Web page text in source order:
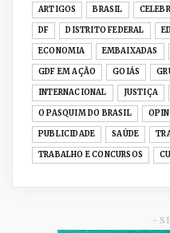
Senac-DF leva
Acervo histórico de
ARTIGOS BRASIL
DF DISTRITO FEDERAL
ECONOMIA EMBAIXADAS
GDF EM AÇÃO GOIÁS
INTERNACIONAL JUSTIÇA
O PASQUIM DO BRASIL
PUBLICIDADE SAÚDE
TRABALHO E CONCURSOS
-